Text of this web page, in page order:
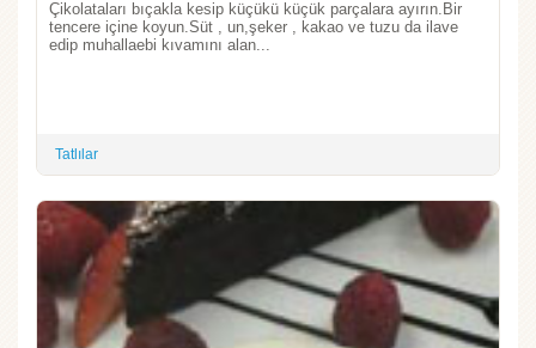
Çikolataları bıçakla kesip küçükü küçük parçalara ayırın.Bir
tencere içine koyun.Süt , un,şeker , kakao ve tuzu da ilave
edip muhallaebi kıvamını alan...
Tatlılar